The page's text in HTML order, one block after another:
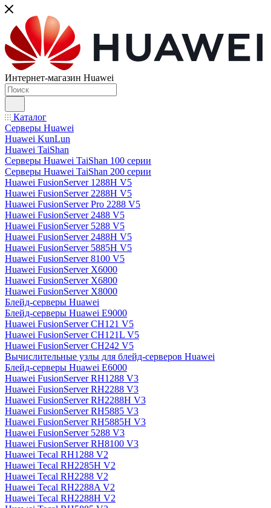
Интернет-магазин Huawei
Каталог
Серверы Huawei
Huawei KunLun
Huawei TaiShan
Серверы Huawei TaiShan 100 серии
Серверы Huawei TaiShan 200 серии
Huawei FusionServer 1288H V5
Huawei FusionServer 2288H V5
Huawei FusionServer Pro 2288 V5
Huawei FusionServer 2488 V5
Huawei FusionServer 5288 V5
Huawei FusionServer 2488H V5
Huawei FusionServer 5885H V5
Huawei FusionServer 8100 V5
Huawei FusionServer X6000
Huawei FusionServer X6800
Huawei FusionServer X8000
Блейд-серверы Huawei
Блейд-серверы Huawei E9000
Huawei FusionServer CH121 V5
Huawei FusionServer CH121L V5
Huawei FusionServer CH242 V5
Вычислительные узлы для блейд-серверов Huawei
Блейд-серверы Huawei E6000
Huawei FusionServer RH1288 V3
Huawei FusionServer RH2288 V3
Huawei FusionServer RH2288H V3
Huawei FusionServer RH5885 V3
Huawei FusionServer RH5885H V3
Huawei FusionServer 5288 V3
Huawei FusionServer RH8100 V3
Huawei Tecal RH1288 V2
Huawei Tecal RH2285H V2
Huawei Tecal RH2288 V2
Huawei Tecal RH2288A V2
Huawei Tecal RH2288H V2